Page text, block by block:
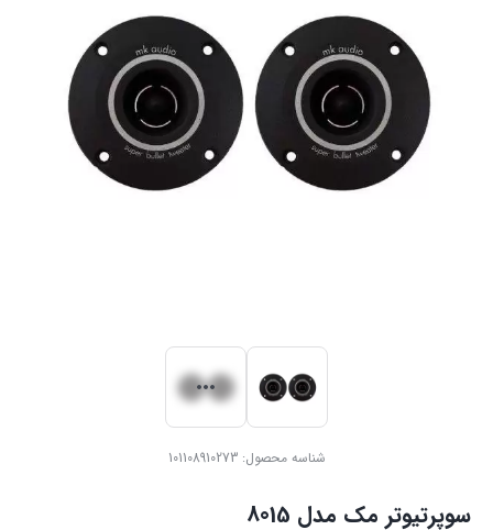
شناسه محصول:101108910273
سوپرتیوتر مک مدل 8015